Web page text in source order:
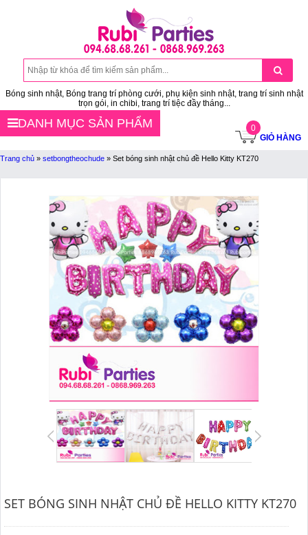
Bóng sinh nhật, Bóng trang trí phòng cưới, phụ kiện sinh nhật, trang trí sinh nhật
trọn gói, in chibi, trang trí tiệc đầy tháng...
0
GIỎ HÀNG
DANH MỤC SẢN PHẨM
Trang chủ » setbongtheochude » Set bóng sinh nhật chủ đề Hello Kitty KT270
SET BÓNG SINH NHẬT CHỦ ĐỀ HELLO KITTY KT270